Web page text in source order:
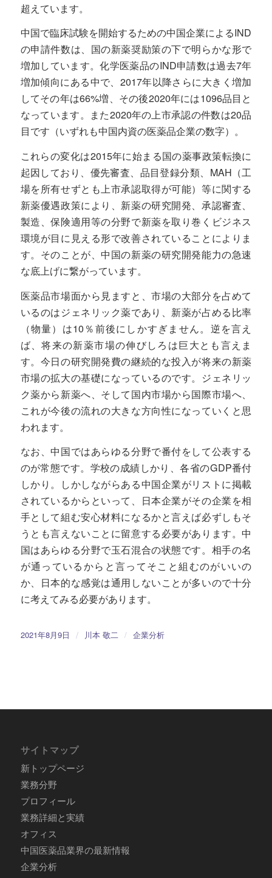
超えています。
中国で臨床試験を開始するための中国企業によるIND
の申請件数は、国の新薬奨励策の下で明らかな形で
増加しています。化学医薬品のIND申請数は過去7年
増加傾向にある中で、2017年以降さらに大きく増加
してその年は66%増、その後2020年には1096品目と
なっています。また2020年の上市承認の件数は20品
目です（いずれも中国内資の医薬品企業の数字）。
これらの変化は2015年に始まる国の薬事政策転換に
起因しており、優先審査、品目登録分類、MAH（工
場を所有せずとも上市承認取得が可能）等に関する
新薬優遇政策により、新薬の研究開発、承認審査、
製造、保険適用等の分野で新薬を取り巻くビジネス
環境が目に見える形で改善されていることによりま
す。そのことが、中国の新薬の研究開発能力の急速
な底上げに繋がっています。
医薬品市場面から見ますと、市場の大部分を占めて
いるのはジェネリック薬であり、新薬が占める比率
（物量）は10％前後にしかすぎません。逆を言え
ば、将来の新薬市場の伸びしろは巨大とも言えま
す。今日の研究開発費の継続的な投入が将来の新薬
市場の拡大の基礎になっているのです。ジェネリッ
ク薬から新薬へ、そして国内市場から国際市場へ、
これが今後の流れの大きな方向性になっていくと思
われます。
なお、中国ではあらゆる分野で番付をして公表する
のが常態です。学校の成績しかり、各省のGDP番付
しかり。しかしながらある中国企業がリストに掲載
されているからといって、日本企業がその企業を相
手として組む安心材料になるかと言えば必ずしもそ
うとも言えないことに留意する必要があります。中
国はあらゆる分野で玉石混合の状態です。相手の名
が通っているからと言ってそこと組むのがいいの
か、日本的な感覚は通用しないことが多いので十分
に考えてみる必要があります。
2021年8月9日 / 川本 敬二 / 企業分析
サイトマップ
新トップページ
業務分野
プロフィール
業務詳細と実績
オフィス
中国医薬品業界の最新情報
企業分析